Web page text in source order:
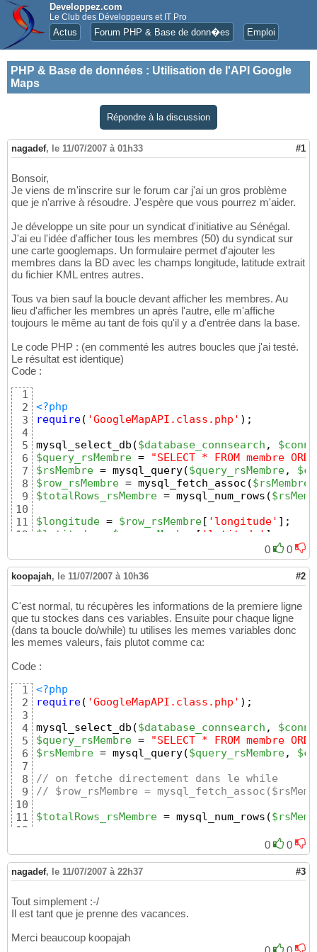
Developpez.com
Le Club des Développeurs et IT Pro
Actus Forum PHP & Base de donn�es Emploi
PHP & Base de données : Utilisation de l'API Google
Maps
Répondre à la discussion
nagadef, le 11/07/2007 à 01h33 #1
Bonsoir,
Je viens de m'inscrire sur le forum car j'ai un gros problème
que je n'arrive à résoudre. J'espère que vous pourrez m'aider.
Je développe un site pour un syndicat d'initiative au Sénégal.
J'ai eu l'idée d'afficher tous les membres (50) du syndicat sur
une carte googlemaps. Un formulaire permet d'ajouter les
membres dans la BD avec les champs longitude, latitude extrait
du fichier KML entres autres.
Tous va bien sauf la boucle devant afficher les membres. Au
lieu d'afficher les membres un après l'autre, elle m'affiche
toujours le même au tant de fois qu'il y a d'entrée dans la base.
Le code PHP : (en commenté les autres boucles que j'ai testé.
Le résultat est identique)
Code :
1
2
3
4
5
6
7
8
9
10
11
12
14
15
16
18
19
20
21
22
24
25
26
27
28
29
30
31
32
33
34
35
37
38
39
41
42
44
<?php
require( 'GoogleMapAPI.class.php' ) ;
mysql_select_db ($database_connsearch ,
$query_rsMembre =
"SELECT * FROM membre
$rsMembre = mysql_query($query_rsMembre,
$row_rsMembre = mysql_fetch_assoc ($rsMembre
$totalRows_rsMembre = mysql_num_rows (
$longitude = $row_rsMembre [ 'longitude' ] ;
$latitude
$row_rsMembre [ 'latitude' ]
'etablsmt'];
$raisonsociale = $row_rsMembre['raissoc'];
$localite = $row_rsMembre
$map->setAPIKey('0000');
$map->setHeight("430");
$map->setWidth ("680");
$map->enableTypeControls ();
$map
$map->enableZoomEncompass
$map->disableOverviewControl ();
do
{
}
while ( $row_rsMembre = mysql_fetch_assoc(
// $rsMembre=0;
// $map-
// $rsMembre++;
// }
// for($row_rsMembre=0;
// {
// }
0 0
koopajah, le 11/07/2007 à 10h36 #2
C'est normal, tu récupères les informations de la premiere ligne
que tu stockes dans ces variables. Ensuite pour chaque ligne
(dans ta boucle do/while) tu utilises les memes variables donc
les memes valeurs, fais plutot comme ca:
Code :
1
2
3
4
5
6
7
8
9
10
11
12
14
15
16
18
19
20
21
<?php
require( 'GoogleMapAPI.class.php' ) ;
mysql_select_db ($database_connsearch ,
$query_rsMembre =
"SELECT * FROM membre
$rsMembre = mysql_query($query_rsMembre,
// on fetche directement dans le while
// $row_rsMembre =
$totalRows_rsMembre = mysql_num_rows (
$map->setAPIKey('0000');
$map ->setHeight("430"
$map->setWidth("680");
$map->setMapType
$map->disableDirections(
$map
->enableZoomEncompass
$map->disableOverviewControl
0 0
nagadef, le 11/07/2007 à 22h37 #3
Tout simplement :-/
Il est tant que je prenne des vacances.
Merci beaucoup koopajah